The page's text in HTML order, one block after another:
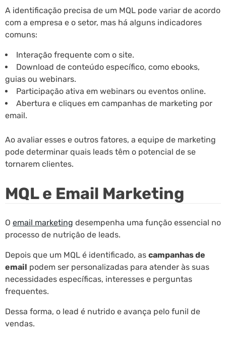
A identificação precisa de um MQL pode variar de acordo
com a empresa e o setor, mas há alguns indicadores
comuns:
Interação frequente com o site.
Download de conteúdo específico, como ebooks,
guias ou webinars.
Participação ativa em webinars ou eventos online.
Abertura e cliques em campanhas de marketing por
email.
Ao avaliar esses e outros fatores, a equipe de marketing
pode determinar quais leads têm o potencial de se
tornarem clientes.
MQL e Email Marketing
O email marketing desempenha uma função essencial no
processo de nutrição de leads.
Depois que um MQL é identificado, as campanhas de
email podem ser personalizadas para atender às suas
necessidades específicas, interesses e perguntas
frequentes.
Dessa forma, o lead é nutrido e avança pelo funil de
vendas.